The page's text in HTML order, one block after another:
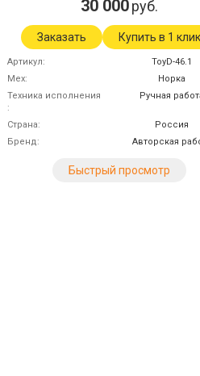
30 000 руб.
Заказать Купить в 1 клик
Артикул
ToyD-46.1
Мех
Норка
Техника исполнения
Ручная
Страна
Россия
Бренд
Авторская
Быстрый просмотр